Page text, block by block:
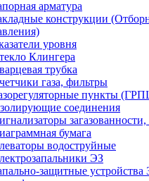
арматура
конструкции
уровня
Клингера
трубка
газа, фильтры
пункты
соединения
загазованности,
бумага
водоструйные
ЭЗ
защитные устройства